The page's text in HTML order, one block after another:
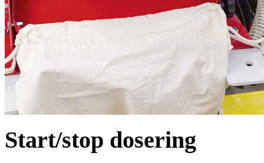
Start/stop dosering